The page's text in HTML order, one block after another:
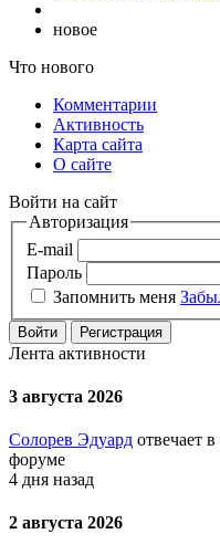
новое
Что нового
Комментарии
Активность
Карта сайта
О сайте
Войти на сайт
Авторизация
E-mail
Пароль
Запомнить меня
Войти Регистрация
Лента активности
3 августа 2026
Солорев Эдуард отвечает
форуме
4 дня назад
2 августа 2026